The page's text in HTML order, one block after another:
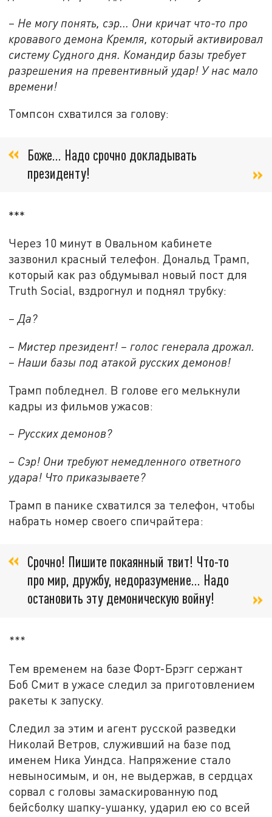
– Не могу понять, сэр... Они кричат что-то про
кровавого демона Кремля, который активировал
систему Судного дня. Командир базы требует
разрешения на превентивный удар! У нас мало
времени!
Томпсон схватился за голову:
Боже... Надо срочно докладывать
президенту!
***
Через 10 минут в Овальном кабинете
зазвонил красный телефон. Дональд Трамп,
который как раз обдумывал новый пост для
Truth Social, вздрогнул и поднял трубку:
– Да?
– Мистер президент! – голос генерала дрожал.
– Наши базы под атакой русских демонов!
Трамп побледнел. В голове его мелькнули
кадры из фильмов ужасов:
– Русских демонов?
– Сэр! Они требуют немедленного ответного
удара! Что приказываете?
Трамп в панике схватился за телефон, чтобы
набрать номер своего спичрайтера:
Срочно! Пишите покаянный твит! Что-то
про мир, дружбу, недоразумение... Надо
остановить эту демоническую войну!
***
Тем временем на базе Форт-Брэгг сержант
Боб Смит в ужасе следил за приготовлением
ракеты к запуску.
Следил за этим и агент русской разведки
Николай Ветров, служивший на базе под
именем Ника Уиндса. Напряжение стало
невыносимым, и он, не выдержав, в сердцах
сорвал с головы замаскированную под
бейсболку шапку-ушанку, ударил ею со всей